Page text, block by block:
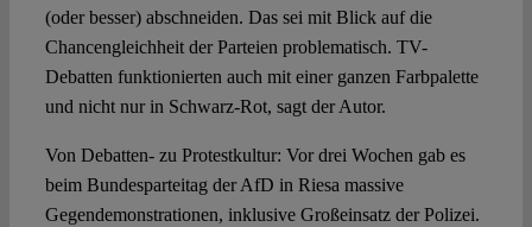
(oder besser) abschneiden. Das sei mit Blick auf die
Chancengleichheit der Parteien problematisch. TV-
Debatten funktionierten auch mit einer ganzen Farbpalette
und nicht nur in Schwarz-Rot, sagt der Autor.
Von Debatten- zu Protestkultur: Vor drei Wochen gab es
beim Bundesparteitag der AfD in Riesa massive
Gegendemonstrationen, inklusive Großeinsatz der Polizei.